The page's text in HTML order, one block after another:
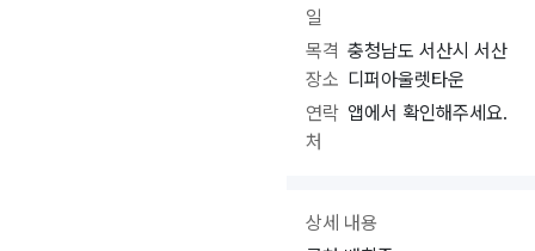
일
목격
장소
충청남도 서산시 서산
디퍼아울렛타운
연락
처
앱에서 확인해주세요.
상세 내용